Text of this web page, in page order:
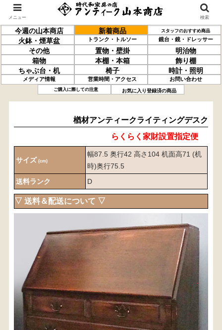
今週の山本商店 新着商品 スタッフのおすすめ商品
火鉢・煙草盆 トランク・トルソー 鏡台・鏡・ドレッサー
その他 置物・壁掛
明治物
箱物
本棚・本箱
飾り棚
ちゃぶ台・机
椅子 時計・照明
メディア情報 営業時間・アクセス お問い合わせ
ご購入に際しての注意 お気に入り登録済の商品
アンティークライティングデスク
楢材アンティークライティングデスク
らくらく家財設置指定便
サイズ (cm)
幅87.5 奥行42 高さ104 机面高71 (机
時)奥行75.5
送料ランク
D
▽ 送料＆配送について ▽
〈送料について〉
・商品代金に送料は含まれておりません。
・送料は、商品のサイズ・発送先地域によって異なり
ます。
・ご購入手続きを進める途中で「宅急便」を選択いた
だくと、自動的に送料が加算されます。
・配送についての詳細は、こちら→
【送料を確認する】
メニュー 検索